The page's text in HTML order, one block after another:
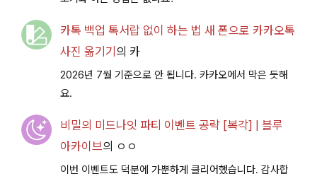
카톡 백업 톡서랍 없이 하는 법 새 폰으로 카카오톡
사진 옮기기 의 카
2026년 7월 기준으로 안 됩니다. 카카오에서 막은 듯해
요.
비밀의 미드나잇 파티 이벤트 공략 [복각] | 블루
아카이브의 ㅇㅇ
이번 이벤트도 덕분에 가뿐하게 클리어했습니다. 감사합